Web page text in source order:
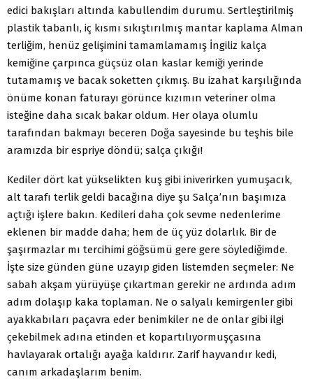
edici bakışları altında kabullendim durumu. Sertleştirilmiş
plastik tabanlı, iç kısmı sıkıştırılmış mantar kaplama Alman
terliğim, henüz gelişimini tamamlamamış İngiliz kalça
kemiğine çarpınca güçsüz olan kaslar kemiği yerinde
tutamamış ve bacak soketten çıkmış. Bu izahat karşılığında
önüme konan faturayı görünce kızımın veteriner olma
isteğine daha sıcak bakar oldum. Her olaya olumlu
tarafından bakmayı beceren Doğa sayesinde bu teşhis bile
aramızda bir espriye döndü; salça çıkığı!
Kediler dört kat yükselikten kuş gibi iniverirken yumuşacık,
alt tarafı terlik geldi bacağına diye şu Salça’nın başımıza
açtığı işlere bakın. Kedileri daha çok sevme nedenlerime
eklenen bir madde daha; hem de üç yüz dolarlık. Bir de
şaşırmazlar mı tercihimi göğsümü gere gere söylediğimde.
İşte size günden güne uzayıp giden listemden seçmeler: Ne
sabah akşam yürüyüşe çıkartman gerekir ne ardında adım
adım dolaşıp kaka toplaman. Ne o salyalı kemirgenler gibi
ayakkabıları paçavra eder benimkiler ne de onlar gibi ilgi
çekebilmek adına etinden et kopartılıyormuşçasına
havlayarak ortalığı ayağa kaldırır. Zarif hayvandır kedi,
canım arkadaşlarım benim.